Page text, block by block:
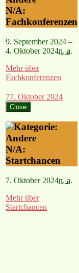
N/A:
Fachkonferenzen
9. September 2024 –
4. Oktober 2024n. a.
Mehrüber
Fachkonferenzen
77. Oktober 2024
Close
N/A:
Startchancen
7. Oktober 2024n. a.
Mehrüber
Startchancen